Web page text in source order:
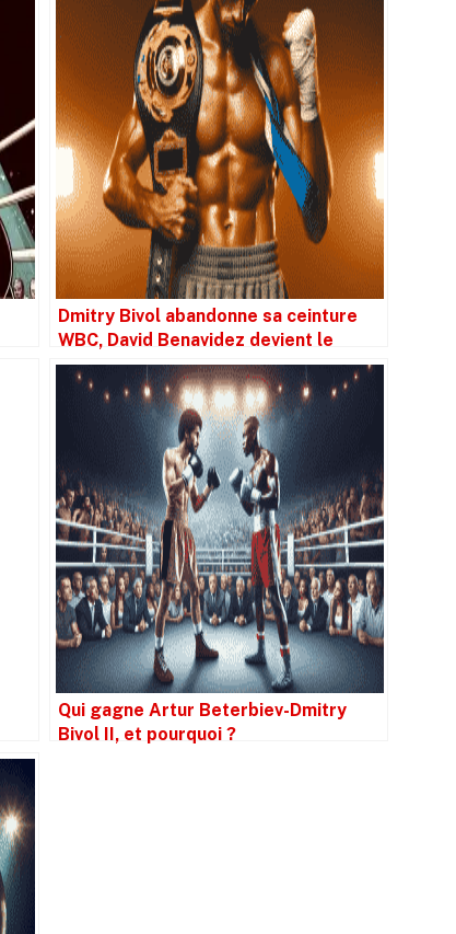
Dmitry Bivol abandonne sa ceinture
WBC, David Benavidez devient le
titulaire complet.
Qui gagne Artur Beterbiev-Dmitry
Bivol II, et pourquoi ?